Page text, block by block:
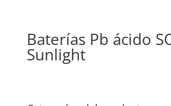
Baterías Pb ácido
Sunlight